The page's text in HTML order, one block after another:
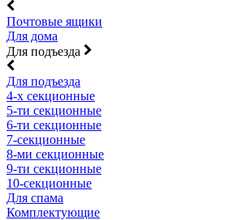
Почтовые ящики
Для дома
Для подъезда
Для подъезда
4-х секционные
5-ти секционные
6-ти секционные
7-секционные
8-ми секционные
9-ти секционные
10-секционные
Для спама
Комплектующие